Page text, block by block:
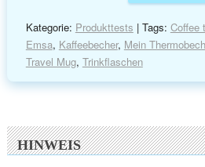
Kategorie: Produkttests | Tags: Coffee
Emsa, Kaffeebecher, Mein
Travel Mug, Trinkflaschen
HINWEIS